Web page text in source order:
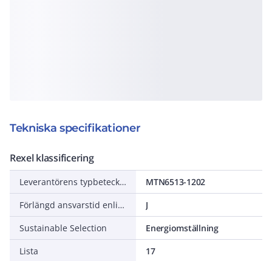
Tekniska specifikationer
Rexel klassificering
Leverantörens typbeteckning
MTN6513-1202
Förlängd ansvarstid enligt ALEM-09
J
Sustainable Selection
Energiomställning
Lista
17